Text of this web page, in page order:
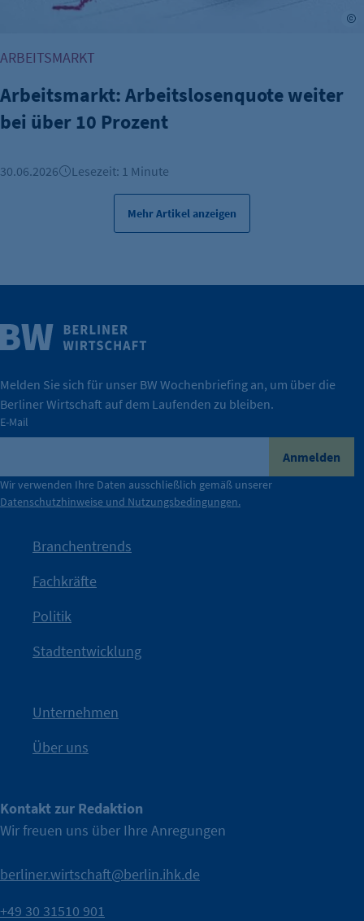
IHK Berlin. Offizieller Unterstützer der Berliner Wirtschaft.
Nach einer aufmerksamkeitsstarken Teaserphase geht die
Kampagne der IHK Berlin in die nächste Stufe. Mit
IHK?“wurde bewusst Neugier geweckt und Gespräche
mit Haltung.
Die Unternehmer stehen stellvertretend für die Vielfalt
der Berliner Wirtschaft.
Durch ihre Perspektiven wird deutlich, was der Claim
konkret bedeutet – und wie die IHK Berlin Unternehmen
tatsächlich unterstützt.
Wirtschaft.
Weitere Infos
ARBEITSMARKT
Arbeitsmarkt: Arbeitslosenquote weiter
bei über 10 Prozent
30.06.2026 Lesezeit: 1 Minute
Mehr Artikel anzeigen
Melden Sie sich für unser BW Wochenbriefing an, um über die
Berliner Wirtschaft auf dem Laufenden zu bleiben.
E-Mail
Anmelden
Wir verwenden Ihre Daten ausschließlich gemäß unserer
Datenschutzhinweise und Nutzungsbedingungen.
Branchentrends
Fachkräfte
Politik
Stadtentwicklung
Unternehmen
Über uns
Kontakt zur Redaktion
Wir freuen uns über Ihre Anregungen
berliner.wirtschaft@berlin.ihk.de
+49 30 31510 901